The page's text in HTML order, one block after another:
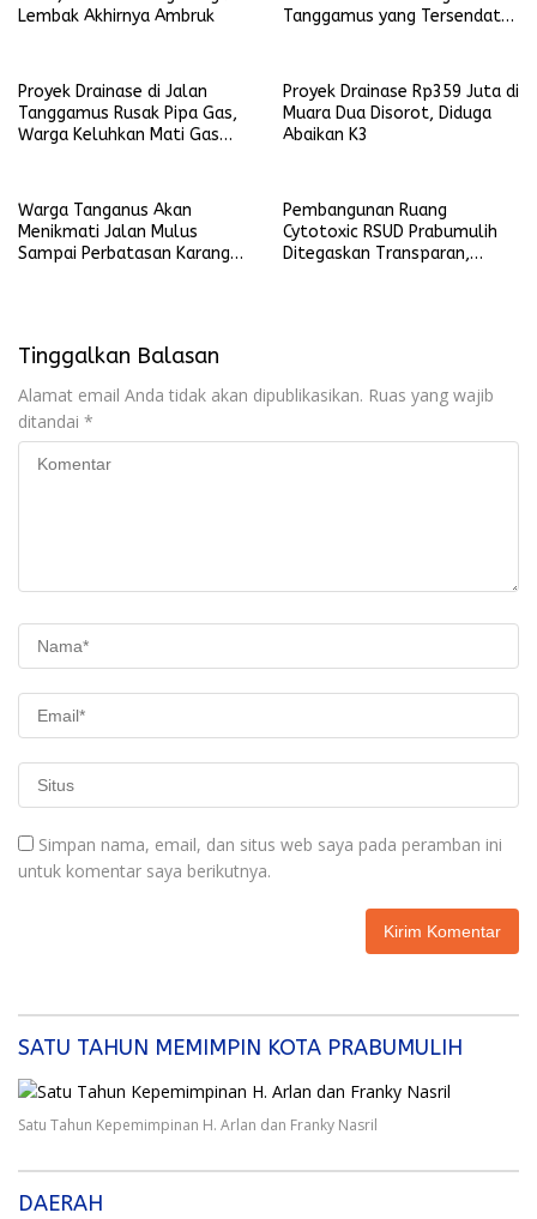
Lembak Akhirnya Ambruk
Tanggamus yang Tersendat
Proyek Drainase di Jalan
Tanggamus Rusak Pipa Gas,
Warga Keluhkan Mati Gas
Proyek Drainase Rp359 Juta di
Muara Dua Disorot, Diduga
Abaikan K3
Warga Tanganus Akan
Menikmati Jalan Mulus
Sampai Perbatasan Karang
Pembangunan Ruang
Cytotoxic RSUD Prabumulih
Ditegaskan Transparan,
Tinggalkan Balasan
Alamat email Anda tidak akan dipublikasikan. Ruas yang wajib
ditandai *
Simpan nama, email, dan situs web saya pada peramban ini
untuk komentar saya berikutnya.
SATU TAHUN MEMIMPIN KOTA PRABUMULIH
Satu Tahun Kepemimpinan H. Arlan dan Franky Nasril
DAERAH